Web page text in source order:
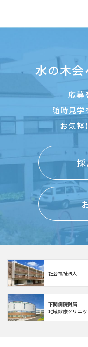
水の木
応募
随時見学
お気軽
社会福祉法人
下関病院附属
地域診療クリニッ